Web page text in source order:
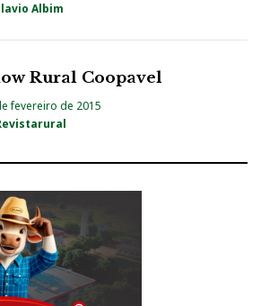
Albim
Rural Coopavel
fevereiro de 2015